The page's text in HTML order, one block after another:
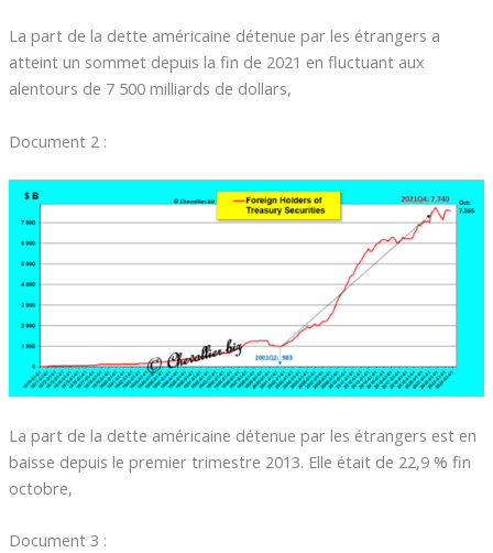
La part de la dette américaine détenue par les étrangers a
atteint un sommet depuis la fin de 2021 en fluctuant aux
alentours de 7 500 milliards de dollars,
Document 2 :
La part de la dette américaine détenue par les étrangers est en
baisse depuis le premier trimestre 2013. Elle était de 22,9 % fin
octobre,
Document 3 :